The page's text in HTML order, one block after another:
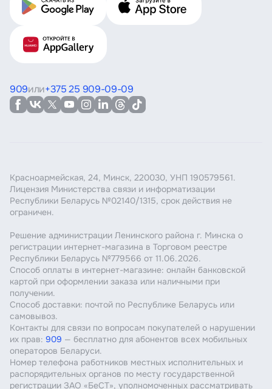
909или+375 25 909-09-09
Красноармейская, 24, Минск, 220030, УНП 190579561.
Лицензия Министерства связи и информатизации
Республики Беларусь №02140/1315, срок действия не
ограничен.
Решение администрации Ленинского района г. Минска о
регистрации интернет-магазина в Торговом реестре
Республики Беларусь №779566 от 11.06.2026.
Способ оплаты в интернет-магазине: онлайн банковской
картой при оформлении заказа или наличными при
получении.
Способ доставки: почтой по Республике Беларусь или
самовывоз.
Контакты для связи по вопросам покупателей о нарушении
их прав: 909 — бесплатно для абонентов всех мобильных
операторов Беларуси.
Номер телефона работников местных исполнительных и
распорядительных органов по месту государственной
регистрации ЗАО «БеСТ», уполномоченных рассматривать